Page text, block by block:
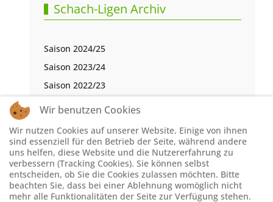
Schach-Ligen Archiv
Saison 2024/25
Saison 2023/24
Saison 2022/23
Saison 2021/22
Saison 2019/20
Saison 2018/19
Saison 2017/18
Saison 2016/17
Wir benutzen Cookies
Wir nutzen Cookies auf unserer Website. Einige von ihnen
sind essenziell für den Betrieb der Seite, während andere
uns helfen, diese Website und die Nutzererfahrung zu
verbessern (Tracking Cookies). Sie können selbst
entscheiden, ob Sie die Cookies zulassen möchten. Bitte
beachten Sie, dass bei einer Ablehnung womöglich nicht
mehr alle Funktionalitäten der Seite zur Verfügung stehen.